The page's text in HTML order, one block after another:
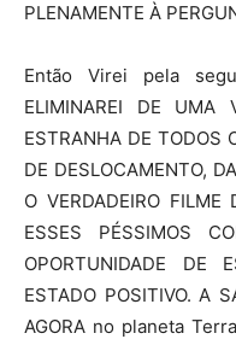
PLENAMENTE À
Então Virei pela
ELIMINAREI DE UMA
ESTRANHA DE TODOS
DE DESLOCAMENTO,
O VERDADEIRO FILME
ESSES PÉSSIMOS
OPORTUNIDADE DE
ESTADO POSITIVO. A
AGORA no planeta